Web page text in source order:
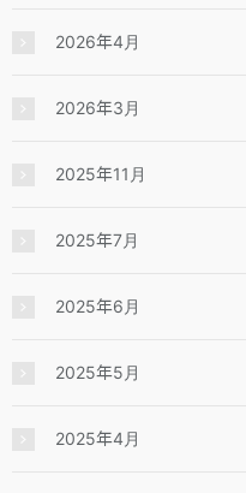
2026年4月
2026年3月
2025年11月
2025年7月
2025年6月
2025年5月
2025年4月